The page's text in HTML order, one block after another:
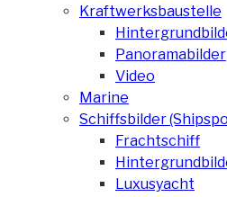
Kraftwerksbaustelle
Panoramabilder
Video
Marine
Schiffsbilder
Frachtschiff
Luxusyacht